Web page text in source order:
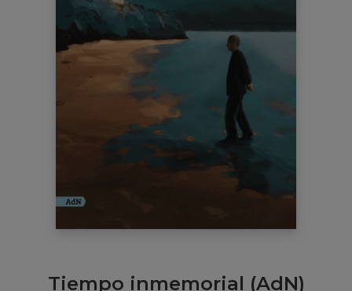
Tiempo inmemorial (AdN)